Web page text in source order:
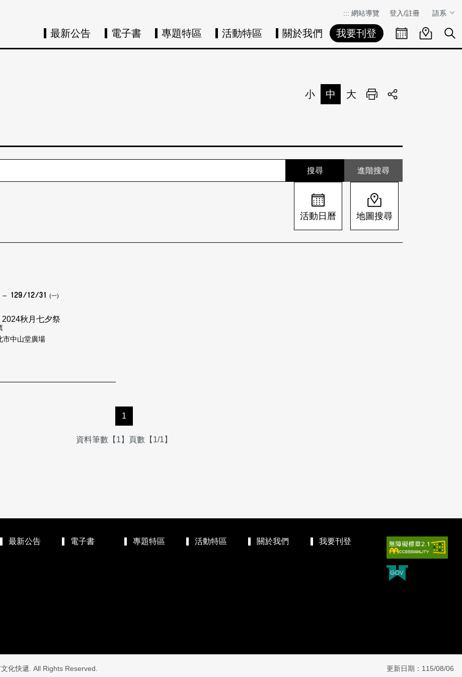
::: 網站導覽 登入/註冊 語系
最新公告 電子書 專題特區 活動特區 關於我們 我要刊登 活動日曆活動地圖展
小 中 大 列印
進階搜尋
活動日曆 地圖搜尋
129/12/31 (一)
2024秋月七夕祭
市中山堂廣場
1
資料筆數【1】頁數【1/1】
最新公告 電子書 專題特區 活動特區 關於我們 我要刊登
化快遞. All Rights Reserved. 更新日期：115/08/06